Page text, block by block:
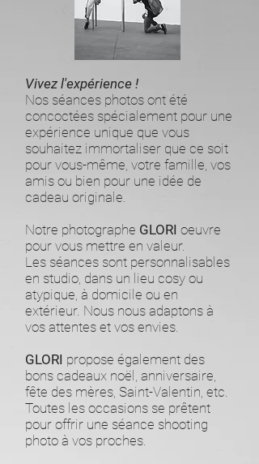
Vivez l'expérience !
Nos séances photos ont été
concoctées spécialement pour une
expérience unique que vous
souhaitez immortaliser que ce soit
pour vous-même, votre famille, vos
amis ou bien pour une idée de
cadeau originale.
Notre photographe GLORI oeuvre
pour vous mettre en valeur.
Les séances sont personnalisables
en studio, dans un lieu cosy ou
atypique, à domicile ou en
extérieur. Nous nous adaptons à
vos attentes et vos envies.
GLORI propose également des
bons cadeaux noël, anniversaire,
fête des mères, Saint-Valentin, etc.
Toutes les occasions se prêtent
pour offrir une séance shooting
photo à vos proches.